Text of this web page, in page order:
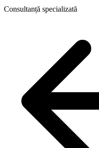
Consultanță specializată